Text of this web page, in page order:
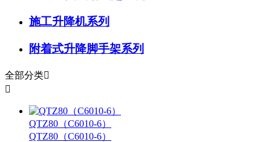
施工升降机系列
附着式升降脚手架系列
全部分类

QTZ80（C6010-6）
QTZ80（C6010-6）